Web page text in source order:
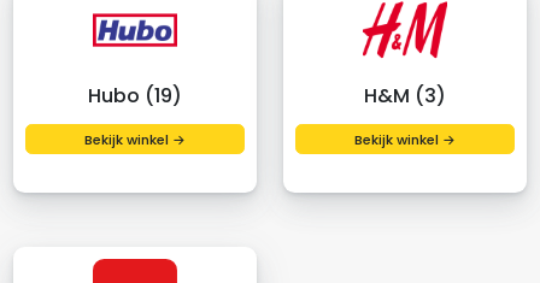
Hubo (19)
Bekijk winkel →
H&M (3)
Bekijk winkel →